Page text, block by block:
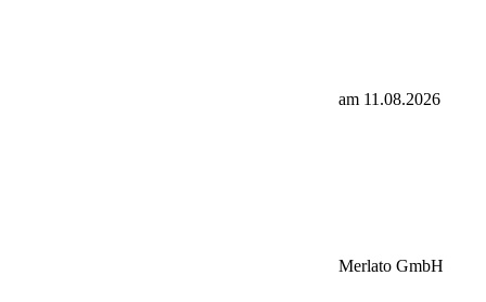
am 11.08.2026
Merlato GmbH